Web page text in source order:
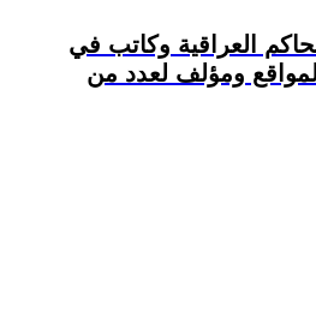
العراقية وكاتب في
ومؤلف لعدد من